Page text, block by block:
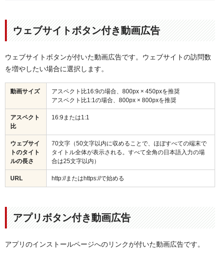
ウェブサイトボタン付き動画広告
ウェブサイトボタンが付いた動画広告です。ウェブサイトの訪問数
を増やしたい場合に選択します。
動画サイズ
アスペクト比16:9の場合、800px × 450pxを推奨
アスペクト比1:1の場合、800px × 800pxを推奨
アスペクト
比
16:9または1:1
ウェブサイ
トのタイト
ルの長さ
70文字（50文字以内に収めることで、ほぼすべての端末で
タイトル全体が表示される。すべて全角の日本語入力の場
合は25文字以内）
URL http://またはhttps://で始める
アプリボタン付き動画広告
アプリのインストールページへのリンクが付いた動画広告です。